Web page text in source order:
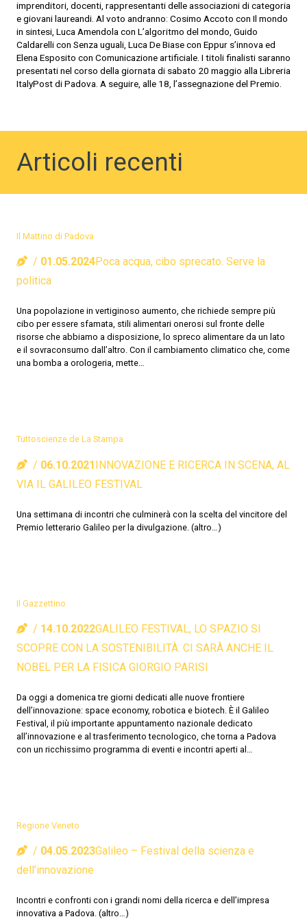
imprenditori, docenti, rappresentanti delle associazioni di categoria
e giovani laureandi. Al voto andranno: Cosimo Accoto con Il mondo
in sintesi, Luca Amendola con L’algoritmo del mondo, Guido
Caldarelli con Senza uguali, Luca De Biase con Eppur s’innova ed
Elena Esposito con Comunicazione artificiale. I titoli finalisti saranno
presentati nel corso della giornata di sabato 20 maggio alla Libreria
ItalyPost di Padova. A seguire, alle 18, l’assegnazione del Premio.
Articoli recenti
Il Mattino di Padova
01.05.2024Poca acqua, cibo sprecato. Serve la
politica
Una popolazione in vertiginoso aumento, che richiede sempre più
cibo per essere sfamata, stili alimentari onerosi sul fronte delle
risorse che abbiamo a disposizione, lo spreco alimentare da un lato
e il sovraconsumo dall’altro. Con il cambiamento climatico che, come
una bomba a orologeria, mette…
Tuttoscienze de La Stampa
06.10.2021INNOVAZIONE E RICERCA IN SCENA, AL
VIA IL GALILEO FESTIVAL
Una settimana di incontri che culminerà con la scelta del vincitore del
Premio letterario Galileo per la divulgazione. (altro…)
Il Gazzettino
14.10.2022GALILEO FESTIVAL, LO SPAZIO SI
SCOPRE CON LA SOSTENIBILITÀ. CI SARÀ ANCHE IL
NOBEL PER LA FISICA GIORGIO PARISI
Da oggi a domenica tre giorni dedicati alle nuove frontiere
dell’innovazione: space economy, robotica e biotech. È il Galileo
Festival, il più importante appuntamento nazionale dedicato
all’innovazione e al trasferimento tecnologico, che torna a Padova
con un ricchissimo programma di eventi e incontri aperti al…
Regione Veneto
04.05.2023Galileo – Festival della scienza e
dell’innovazione
Incontri e confronti con i grandi nomi della ricerca e dell’impresa
innovativa a Padova. (altro…)